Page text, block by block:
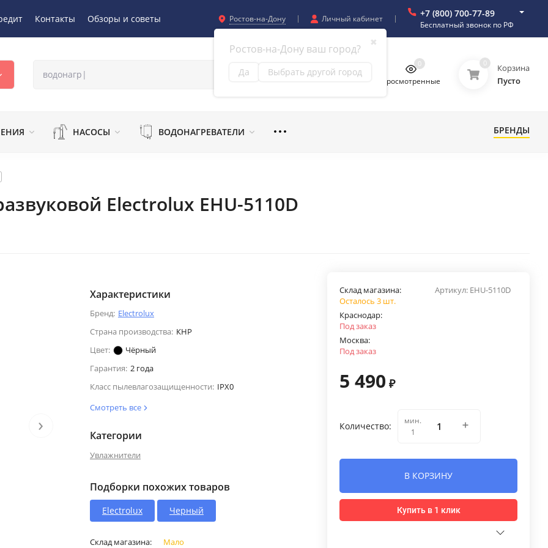
Контакты Обзоры и советы Ростов-на-Дону
✖
Ростов-на-Дону ваш город?
Да Выбрать другой город
Личный кабинет +7 (800) 700-77-89
Бесплатный звонок по РФ
Просмотренные
0 0
Корзина
Пусто
НАСОСЫ ВОДОНАГРЕВАТЕЛИ БРЕНДЫ
Electrolux EHU-5110D
›
Характеристики
Бренд: Electrolux
Страна производства: КНР
Цвет:
Чёрный
Гарантия: 2 года
Класс пылевлагозащищенности: IPX0
Смотреть все
Категории
Увлажнители
Подборки похожих товаров
Electrolux Черный
Склад магазина: Мало
Артикул: EHU-5110D
Склад магазина:
Осталось 3 шт.
Краснодар:
Под заказ
Москва:
Под заказ
5 490 ₽
Количество:
мин.
1
В КОРЗИНУ
Купить в 1 клик